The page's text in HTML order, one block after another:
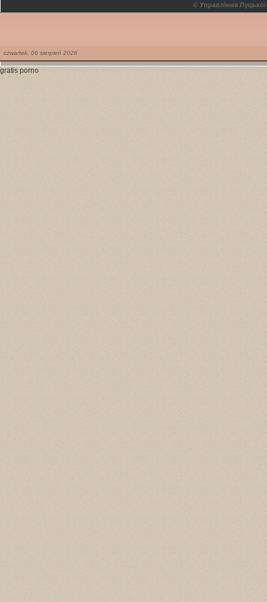
© Управління Луцької
czwartek, 06 sierpień 2026
gratis porno